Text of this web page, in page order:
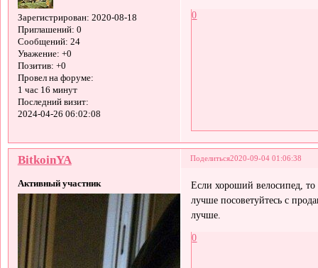
Зарегистрирован: 2020-08-18
Приглашений: 0
Сообщений: 24
Уважение: +0
Позитив: +0
Провел на форуме:
1 час 16 минут
Последний визит:
2024-04-26 06:02:08
0
Поделиться2020-09-04 01:06:38
BitkoinYA
Активный участник
Если хороший велосипед,
лучше посоветуйтесь с
лучше.
0